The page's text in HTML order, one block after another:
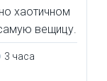
хаотичном
вещицу.
3 часа